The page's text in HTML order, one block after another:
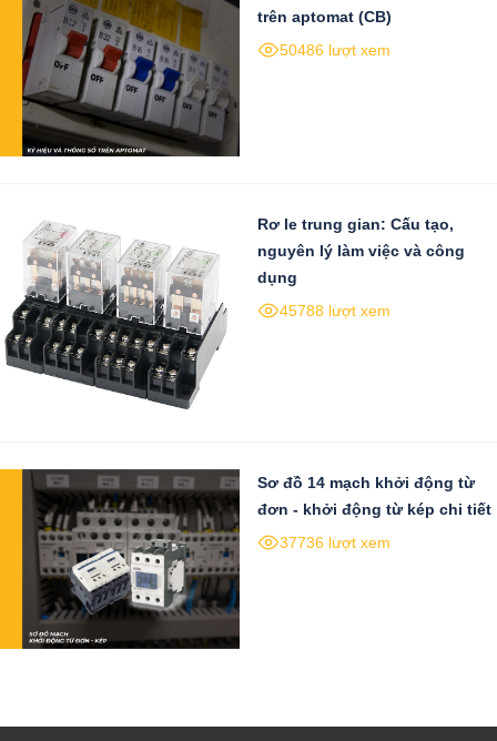
trên aptomat (CB)
50486 lượt xem
Rơ le trung gian: Cấu tạo,
nguyên lý làm việc và công
dụng
45788 lượt xem
Sơ đồ 14 mạch khởi động từ
đơn - khởi động từ kép chi tiết
37736 lượt xem